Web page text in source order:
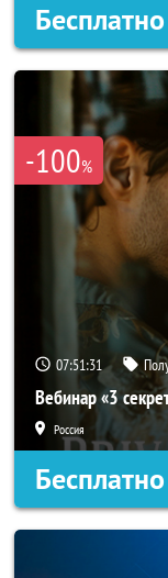
Бесплатно
-100%
07:51:29
Вебинар «3
Россия
Бесплатно